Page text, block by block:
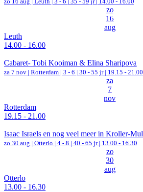
zo
16
aug
Leuth
14.00 - 16.00
Cabaret- Tobi Kooiman & Elina Sharipova
za 7 nov | Rotterdam | 3 - 6 | 30 - 55 jr | 19.15 - 21.00
za
7
nov
Rotterdam
19.15 - 21.00
Isaac Israels en nog veel meer in Kroller-
zo 30 aug | Otterlo | 4 - 8 | 40 - 65 jr | 13.00 - 16.30
zo
30
aug
Otterlo
13.00 - 16.30